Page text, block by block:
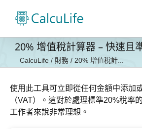
20% 增值稅計算器 – 快速且
CalcuLife / 財務 / 20% 增值稅計...
使用此工具可立即從任何金額中添加
（VAT）。這對於處理標準20%稅率
工作者來說非常理想。